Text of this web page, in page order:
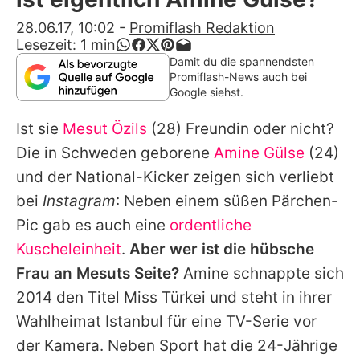
App runterladen
Team
Redaktionelle Richtlinien
Impressum
Datenschutzerklärung
Nutzungsbedingungen
Utiq verwalten
28.06.17, 10:02 - Promiflash Redaktion
Lesezeit: 1 min
Damit du die spannendsten
Promiflash-News auch bei
Google siehst.
Ist sie Mesut Özils (28) Freundin oder nicht?
Die in Schweden geborene Amine Gülse (24)
und der National-Kicker zeigen sich verliebt
bei Instagram: Neben einem süßen Pärchen-
Pic gab es auch eine ordentliche
Kuscheleinheit. Aber wer ist die hübsche
Frau an Mesuts Seite? Amine schnappte sich
2014 den Titel Miss Türkei und steht in ihrer
Wahlheimat Istanbul für eine TV-Serie vor
der Kamera. Neben Sport hat die 24-Jährige